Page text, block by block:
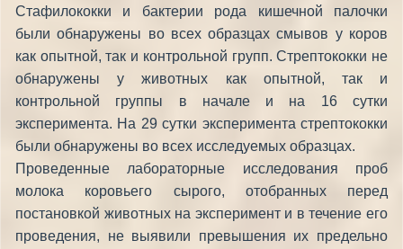
Стафилококки и бактерии рода кишечной палочки
были обнаружены во всех образцах смывов у коров
как опытной, так и контрольной групп. Стрептококки не
обнаружены у животных как опытной, так и
контрольной группы в начале и на 16 сутки
эксперимента. На 29 сутки эксперимента стрептококки
были обнаружены во всех исследуемых образцах.
Проведенные лабораторные исследования проб
молока коровьего сырого, отобранных перед
постановкой животных на эксперимент и в течение его
проведения, не выявили превышения их предельно